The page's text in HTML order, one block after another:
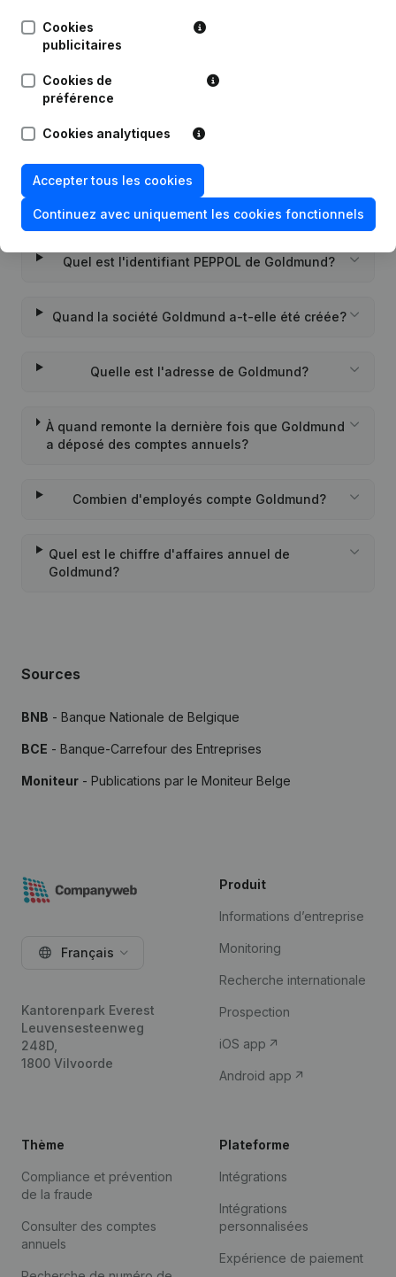
18-11-2015
Rubrique Constitution (Nouvelle
Personne Morale, Ouverture
Quel est le numéro de TVA de Goldmund?
Quel est l'identifiant PEPPOL de Goldmund?
Quand la société Goldmund a-t-elle été créée?
Quelle est l'adresse de Goldmund?
À quand remonte la dernière fois que Goldmund
a déposé des comptes annuels?
Combien d'employés compte Goldmund?
Quel est le chiffre d'affaires annuel de
Goldmund?
Sources
BNB - Banque Nationale de Belgique
BCE - Banque-Carrefour des Entreprises
Moniteur - Publications par le Moniteur Belge
Cookies
publicitaires
Cookies de
préférence
Cookies analytiques
Accepter tous les cookies
Continuez avec uniquement les cookies fonctionnels
Français
Kantorenpark Everest
Leuvensesteenweg
248D,
1800 Vilvoorde
Produit
Informations d’entreprise
Monitoring
Recherche internationale
Prospection
iOS app
Android app
Thème
Compliance et prévention
de la fraude
Consulter des comptes
annuels
Plateforme
Intégrations
Intégrations
personnalisées
Expérience de paiement